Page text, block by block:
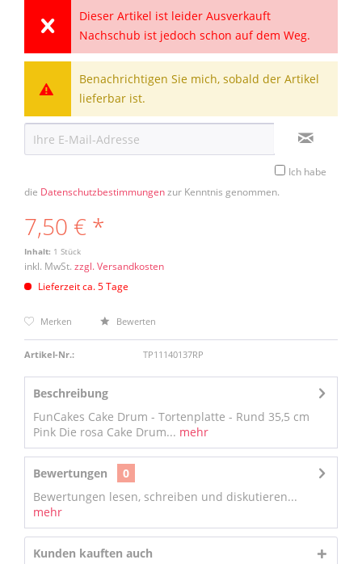
Dieser Artikel ist leider Ausverkauft
Nachschub ist jedoch schon auf dem Weg.
Benachrichtigen Sie mich, sobald der Artikel
lieferbar ist.
Ich habe
die Datenschutzbestimmungenzur Kenntnis genommen.
7,50 € *
Inhalt: 1 Stück
inkl. MwSt. zzgl. Versandkosten
Lieferzeit ca. 5 Tage
Merken Bewerten
Artikel-Nr.: TP11140137RP
Beschreibung
FunCakes Cake Drum - Tortenplatte - Rund 35,5 cm
Pink Die rosa Cake Drum... mehr
Bewertungen
0
Bewertungen lesen, schreiben und diskutieren...
mehr
Kunden kauften auch